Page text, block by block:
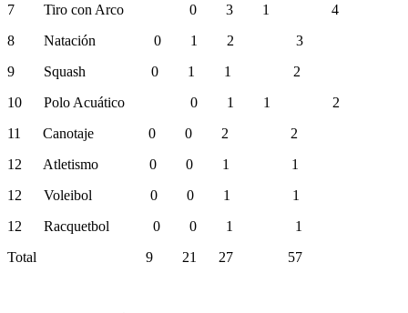
7 Tiro con Arco 0 3 1 4
8 Natación 0 1 2 3
9 Squash 0 1 1 2
10 Polo Acuático 0 1 1 2
11 Canotaje 0 0 2 2
12 Atletismo 0 0 1 1
12 Voleibol 0 0 1 1
12 Racquetbol 0 0 1 1
Total 9 21 27 57